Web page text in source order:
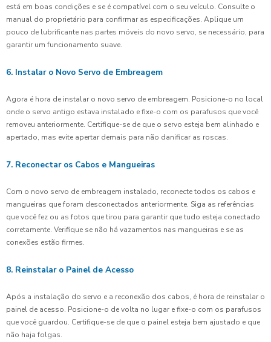
está em boas condições e se é compatível com o seu veículo. Consulte o
manual do proprietário para confirmar as especificações. Aplique um
pouco de lubrificante nas partes móveis do novo servo, se necessário, para
garantir um funcionamento suave.
6. Instalar o Novo Servo de Embreagem
Agora é hora de instalar o novo servo de embreagem. Posicione-o no local
onde o servo antigo estava instalado e fixe-o com os parafusos que você
removeu anteriormente. Certifique-se de que o servo esteja bem alinhado e
apertado, mas evite apertar demais para não danificar as roscas.
7. Reconectar os Cabos e Mangueiras
Com o novo servo de embreagem instalado, reconecte todos os cabos e
mangueiras que foram desconectados anteriormente. Siga as referências
que você fez ou as fotos que tirou para garantir que tudo esteja conectado
corretamente. Verifique se não há vazamentos nas mangueiras e se as
conexões estão firmes.
8. Reinstalar o Painel de Acesso
Após a instalação do servo e a reconexão dos cabos, é hora de reinstalar o
painel de acesso. Posicione-o de volta no lugar e fixe-o com os parafusos
que você guardou. Certifique-se de que o painel esteja bem ajustado e que
não haja folgas.